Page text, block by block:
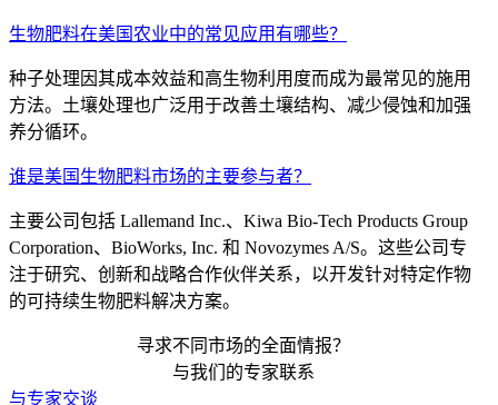
生物肥料在美国农业中的常见应用有哪些？
种子处理因其成本效益和高生物利用度而成为最常见的施用
方法。土壤处理也广泛用于改善土壤结构、减少侵蚀和加强
养分循环。
谁是美国生物肥料市场的主要参与者？
主要公司包括 Lallemand Inc.、Kiwa Bio-Tech Products Group
Corporation、BioWorks, Inc. 和 Novozymes A/S。这些公司专
注于研究、创新和战略合作伙伴关系，以开发针对特定作物
的可持续生物肥料解决方案。
寻求不同市场的全面情报？
与我们的专家联系
与专家交谈